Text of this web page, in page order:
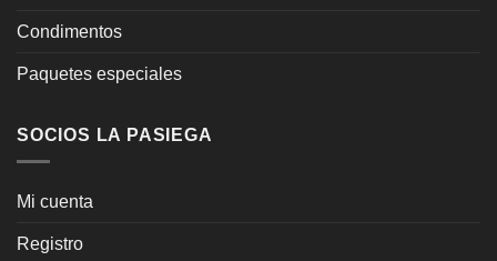
Condimentos
Paquetes especiales
SOCIOS LA PASIEGA
Mi cuenta
Registro